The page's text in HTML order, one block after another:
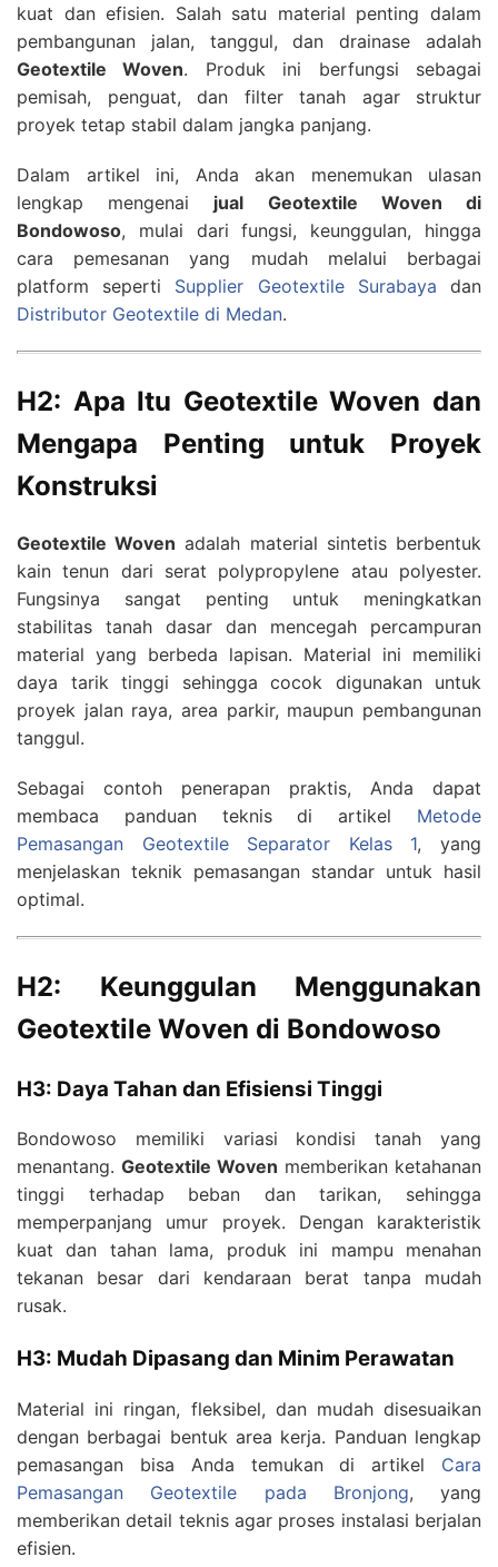
kuat dan efisien. Salah satu material penting dalam
pembangunan jalan, tanggul, dan drainase adalah
Geotextile Woven. Produk ini berfungsi sebagai
pemisah, penguat, dan filter tanah agar struktur
proyek tetap stabil dalam jangka panjang.
Dalam artikel ini, Anda akan menemukan ulasan
lengkap mengenai jual Geotextile Woven di
Bondowoso, mulai dari fungsi, keunggulan, hingga
cara pemesanan yang mudah melalui berbagai
platform seperti Supplier Geotextile Surabaya dan
Distributor Geotextile di Medan.
H2: Apa Itu Geotextile Woven dan
Mengapa Penting untuk Proyek
Konstruksi
Geotextile Woven adalah material sintetis berbentuk
kain tenun dari serat polypropylene atau polyester.
Fungsinya sangat penting untuk meningkatkan
stabilitas tanah dasar dan mencegah percampuran
material yang berbeda lapisan. Material ini memiliki
daya tarik tinggi sehingga cocok digunakan untuk
proyek jalan raya, area parkir, maupun pembangunan
tanggul.
Sebagai contoh penerapan praktis, Anda dapat
membaca panduan teknis di artikel Metode
Pemasangan Geotextile Separator Kelas 1, yang
menjelaskan teknik pemasangan standar untuk hasil
optimal.
H2: Keunggulan Menggunakan
Geotextile Woven di Bondowoso
H3: Daya Tahan dan Efisiensi Tinggi
Bondowoso memiliki variasi kondisi tanah yang
menantang. Geotextile Woven memberikan ketahanan
tinggi terhadap beban dan tarikan, sehingga
memperpanjang umur proyek. Dengan karakteristik
kuat dan tahan lama, produk ini mampu menahan
tekanan besar dari kendaraan berat tanpa mudah
rusak.
H3: Mudah Dipasang dan Minim Perawatan
Material ini ringan, fleksibel, dan mudah disesuaikan
dengan berbagai bentuk area kerja. Panduan lengkap
pemasangan bisa Anda temukan di artikel Cara
Pemasangan Geotextile pada Bronjong, yang
memberikan detail teknis agar proses instalasi berjalan
efisien.